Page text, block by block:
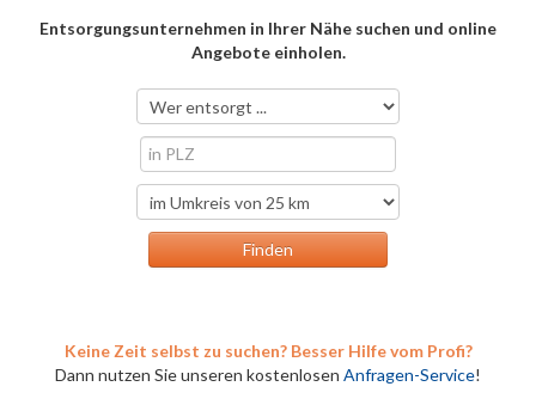
Entsorgungsunternehmen in Ihrer Nähe suchen und online
Angebote einholen.
Keine Zeit selbst zu suchen? Besser Hilfe vom Profi?
Dann nutzen Sie unseren kostenlosen Anfragen-Service!